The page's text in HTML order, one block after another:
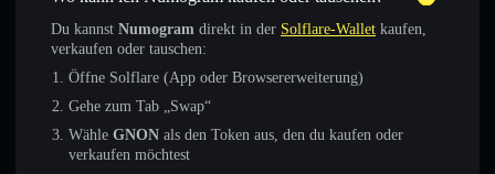
Du kannst Numogram direkt in der Solflare-Wallet kaufen,
verkaufen oder tauschen:
Öffne Solflare (App oder Browsererweiterung)
Gehe zum Tab „Swap“
Wähle GNON als den Token aus, den du kaufen oder
verkaufen möchtest